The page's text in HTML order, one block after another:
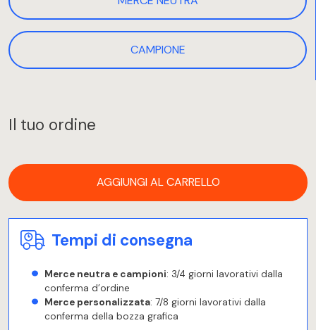
CAMPIONE
Il tuo ordine
AGGIUNGI AL CARRELLO
Tempi di consegna
Merce neutra e campioni: 3/4 giorni lavorativi dalla
conferma d’ordine
Merce personalizzata: 7/8 giorni lavorativi dalla
conferma della bozza grafica